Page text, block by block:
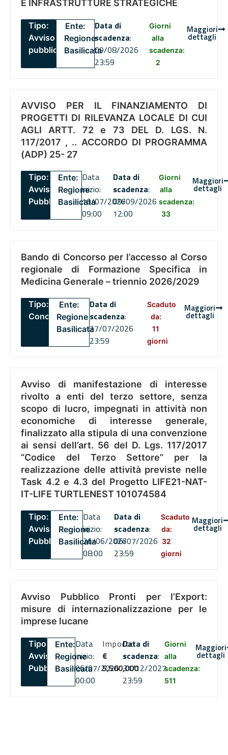
E INFRASTRUTTURE STRATEGICHE
Tipo:
Avviso
pubblico
Ente:
Regione
Basilicata
Data di
scadenza:
09/08/2026
23:59
Giorni
alla
scadenza:
2
Maggiori
dettagli
AVVISO PER IL FINANZIAMENTO DI
PROGETTI DI RILEVANZA LOCALE DI CUI
AGLI ARTT. 72 e 73 DEL D. LGS. N.
117/2017 , .. ACCORDO DI PROGRAMMA
(ADP) 25- 27
Tipo:
Avviso
Pubblico
Ente:
Regione
Basilicata
Data
inizio:
16/07/2026
09:00
Data di
scadenza:
09/09/2026
12:00
Giorni
alla
scadenza:
33
Maggiori
dettagli
Bando di Concorso per l’accesso al Corso
regionale di Formazione Specifica in
Medicina Generale – triennio 2026/2029
Tipo:
Concorsi
Ente:
Regione
Basilicata
Data di
scadenza:
27/07/2026
23:59
Scaduto
da:
11
giorni
Maggiori
dettagli
Avviso di manifestazione di interesse
rivolto a enti del terzo settore, senza
scopo di lucro, impegnati in attività non
economiche di interesse generale,
finalizzato alla stipula di una convenzione
ai sensi dell’art. 56 del D. Lgs. 117/2017
“Codice del Terzo Settore” per la
realizzazione delle attività previste nelle
Task 4.2 e 4.3 del Progetto LIFE21-NAT-
IT-LIFE TURTLENEST 101074584
Tipo:
Avviso
Pubblico
Ente:
Regione
Basilicata
Data
inizio:
26/06/2026
08:00
Data di
scadenza:
06/07/2026
23:59
Scaduto
da:
32
giorni
Maggiori
dettagli
Avviso Pubblico Pronti per l’Export:
misure di internazionalizzazione per le
imprese lucane
Tipo:
Avviso
Pubblico
Ente:
Regione
Basilicata
Data
inizio:
06/07/2026
00:00
Importo
€
5,500,000
Data di
scadenza:
31/12/2027
23:59
Giorni
alla
scadenza:
511
Maggiori
dettagli